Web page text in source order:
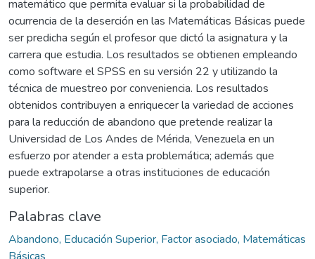
matemático que permita evaluar si la probabilidad de
ocurrencia de la deserción en las Matemáticas Básicas puede
ser predicha según el profesor que dictó la asignatura y la
carrera que estudia. Los resultados se obtienen empleando
como software el SPSS en su versión 22 y utilizando la
técnica de muestreo por conveniencia. Los resultados
obtenidos contribuyen a enriquecer la variedad de acciones
para la reducción de abandono que pretende realizar la
Universidad de Los Andes de Mérida, Venezuela en un
esfuerzo por atender a esta problemática; además que
puede extrapolarse a otras instituciones de educación
superior.
Palabras clave
Abandono, Educación Superior, Factor asociado, Matemáticas